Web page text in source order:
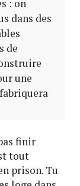
: on
dans des
de
une
finir
tout
prison. Tu